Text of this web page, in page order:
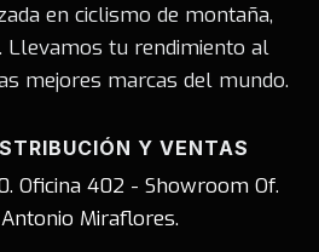
en ciclismo de montaña,
Llevamos tu rendimiento al
mejores marcas del mundo.
Y VENTAS
Oficina 402 - Showroom Of.
Miraflores.